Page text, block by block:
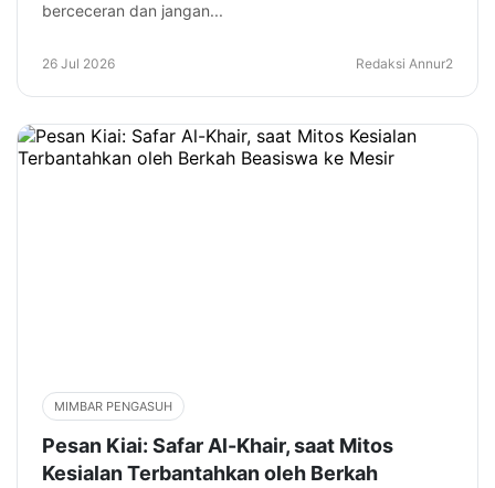
berceceran dan jangan...
26 Jul 2026 Redaksi Annur2
MIMBAR PENGASUH
Pesan Kiai: Safar Al-Khair, saat Mitos
Kesialan Terbantahkan oleh Berkah